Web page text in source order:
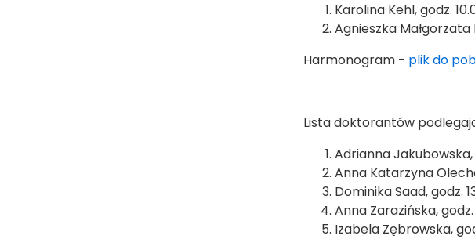
Karolina Kehl, godz.
Agnieszka Małgorzata
Harmonogram - plik do
Lista doktorantów
Adrianna Jakubowska,
Anna Katarzyna
Dominika Saad, godz.
Anna Zarazińska,
Izabela Zębrowska,